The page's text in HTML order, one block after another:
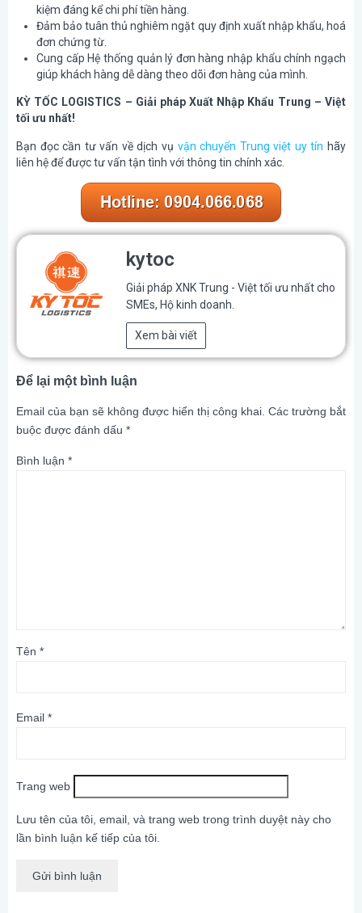
kiệm đáng kể chi phí tiền hàng.
Đảm bảo tuân thủ nghiêm ngặt quy định xuất nhập khẩu, hoá
đơn chứng từ.
Cung cấp Hệ thống quản lý đơn hàng nhập khẩu chính ngạch
giúp khách hàng dễ dàng theo dõi đơn hàng của mình.
KỲ TỐC LOGISTICS – Giải pháp Xuất Nhập Khẩu Trung – Việt
tối ưu nhất!
Bạn đọc cần tư vấn về dịch vụ vận chuyển Trung việt uy tín hãy
liên hệ để được tư vấn tận tình với thông tin chính xác.
kytoc
Giải pháp XNK Trung - Việt tối ưu nhất cho
SMEs, Hộ kinh doanh.
Xem bài viết
Để lại một bình luận
Email của bạn sẽ không được hiển thị công khai. Các trường bắt
buộc được đánh dấu *
Bình luận *
Tên *
Email *
Trang web
Lưu tên của tôi, email, và trang web trong trình duyệt này cho
lần bình luận kế tiếp của tôi.